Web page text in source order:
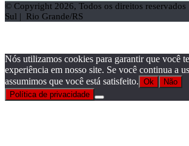
© Copyright 2026, Todos os direitos
Sul | Rio Grande/RS
ao
topo
Nós utilizamos cookies para garantir que você
experiência em nosso site. Se você continua a
assumimos que você está satisfeito. Ok
Não
Política de privacidade